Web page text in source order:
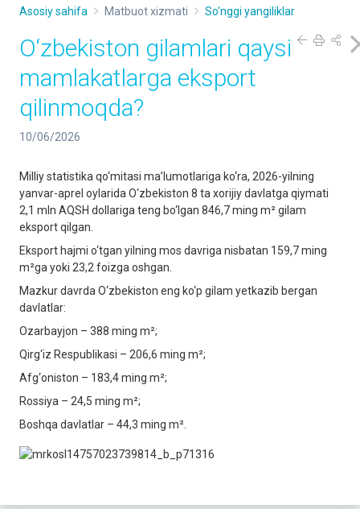
Asosiy sahifa Matbuot xizmati So'nggi yangiliklar
O‘zbekiston gilamlari qaysi
mamlakatlarga eksport
qilinmoqda?
10/06/2026
Milliy statistika qo‘mitasi ma’lumotlariga ko‘ra, 2026-yilning
yanvar-aprel oylarida O‘zbekiston 8 ta xorijiy davlatga qiymati
2,1 mln AQSH dollariga teng bo‘lgan 846,7 ming m² gilam
eksport qilgan.
Eksport hajmi o‘tgan yilning mos davriga nisbatan 159,7 ming
m²ga yoki 23,2 foizga oshgan.
Mazkur davrda O‘zbekiston eng ko‘p gilam yetkazib bergan
davlatlar:
Ozarbayjon – 388 ming m²;
Qirg‘iz Respublikasi – 206,6 ming m²;
Afg‘oniston – 183,4 ming m²;
Rossiya – 24,5 ming m²;
Boshqa davlatlar – 44,3 ming m².